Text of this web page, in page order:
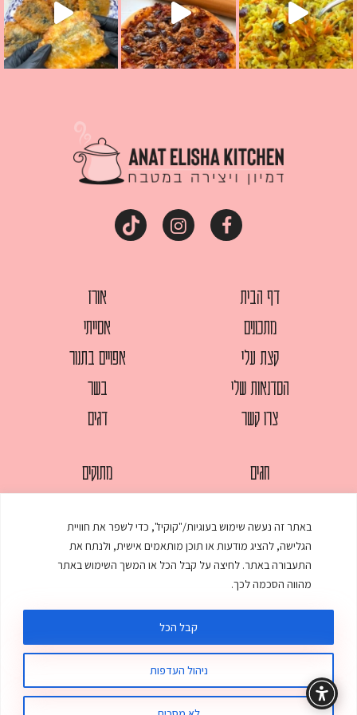
באתר זה נעשה שימוש בעוגיות/"קוקיז", כדי לשפר את חוויית
הגלישה, להציג מודעות או תוכן מותאמים אישית, ולנתח את
התעבורה באתר. לחיצה על קבל הכל או המשך השימוש באתר
מהווה הסכמה לכך.
ניהול העדפות
קבל הכל
דף הבית
מתכונים
קצת עלי
הסדנאות שלי
צרו קשר
אורז
אסייתי
אפויים בתנור
בשר
דגים
חגים
מאפים
ממולאים
מרקים
מתוקים
עוגות
עוף
© כל הזכויות שמורות לענת אלישע | עיצוב ובניית אתר
תקנון האתר מדיניות פרטיות